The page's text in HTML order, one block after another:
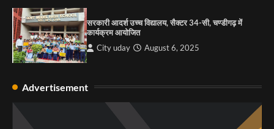
सरकारी आदर्श उच्च विद्यालय, सैक्टर 34-सी, चण्डीगढ़ में
कार्यक्रम आयोजित
City uday August 6, 2025
Advertisement